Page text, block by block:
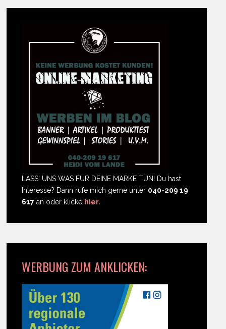
LASS' UNS WAS FÜR DEINE MARKE TUN! Du hast
Interesse? Dann rufe mich gerne unter 040-209 19
617 an oder klicke hier.
WERBUNG ZUM ANKLICKEN: